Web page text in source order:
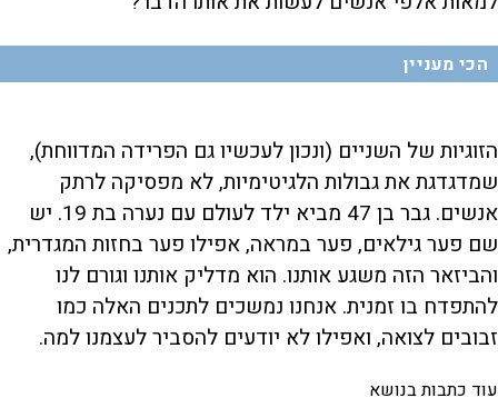
הכי מעניין
הזוגיות של השניים (ונכון לעכשיו גם הפרידה המדווחת),
שמדגדגת את גבולות הלגיטימיות, לא מפסיקה לרתק
אנשים. גבר בן 47 מביא ילד לעולם עם נערה בת 19. יש
שם פער גילאים, פער במראה, אפילו פער בחזות המגדרית,
והביזאר הזה משגע אותנו. הוא מדליק אותנו וגורם לנו
להתפדח בו זמנית. אנחנו נמשכים לתכנים האלה כמו
זבובים לצואה, ואפילו לא יודעים להסביר לעצמנו למה.
עוד כתבות בנושא